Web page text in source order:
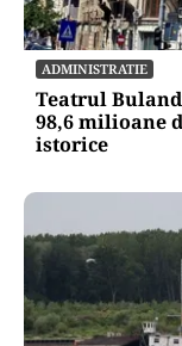
ADMINISTRATIE
Teatrul
98,6 milioane
istorice